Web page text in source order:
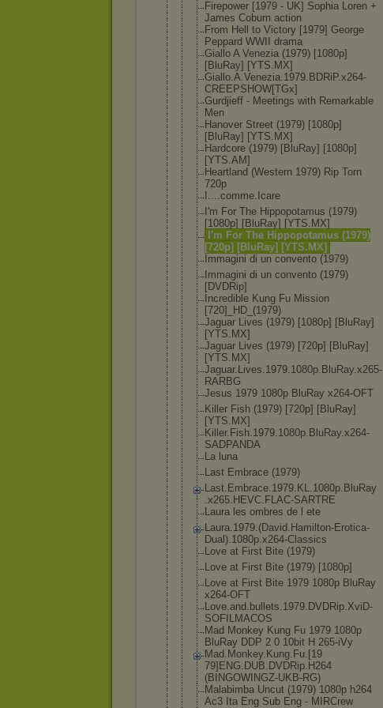
Firepower [1979 - UK] Sophia Loren +
James Coburn action
From Hell to Victory [1979] George
Peppard WWII drama
Giallo A Venezia (1979) [1080p]
[BluRay] [YTS.MX]
Giallo.A.Venezia.1979. BDRiP.x264-
CREEPSHOW[TGx]
Gurdjieff - Meetings with Remarkable
Men
Hanover Street (1979) [1080p]
[BluRay] [YTS.MX]
Hardcore (1979) [BluRay] [1080p]
[YTS.AM]
Heartland (Western 1979) Rip Torn
720p
I....comme. Icare
I'm For The Hippopotamus (1979)
[1080p] [BluRay] [YTS.MX]
I'm For The Hippopotamus (1979)
[720p] [BluRay] [YTS.MX]
Immagini di un convento (1979)
Immagini di un convento (1979)
[DVDRip]
Incredible Kung Fu Mission
[720]_HD_(1979)
Jaguar Lives (1979) [1080p] [BluRay]
[YTS.MX]
Jaguar Lives (1979) [720p] [BluRay]
[YTS.MX]
Jaguar.Lives.1979.1080p.BluRay.x265-
RARBG
Jesus 1979 1080p BluRay x264-OFT
Killer Fish (1979) [720p] [BluRay]
[YTS.MX]
Killer.Fish.1979.1080p.BluRay.x264-
SADPANDA
La luna
Last Embrace (1979)
Last.Embrace.1979.KL.1080p.BluRay
.x265.HEVC. FLAC-SARTRE
Laura les ombres de l ete
Laura.1979.(David.Hami lton-Erotica-
Dual).1080p.x264-Classics
Love at First Bite (1979)
Love at First Bite (1979) [1080p]
Love at First Bite 1979 1080p BluRay
x264-OFT
Love.and.bu llets.1979. DVDRip.XviD-
SOFILMACOS
Mad Monkey Kung Fu 1979 1080p
BluRay DDP 2 0 10bit H 265-iVy
Mad.Monkey. Kung.Fu.[19
79]ENG.DUB. DVDRip.H264
(BINGOWINGZ-UKB-RG)
Malabimba Uncut (1979) 1080p h264
Ac3 Ita Eng Sub Eng - MIRCrew